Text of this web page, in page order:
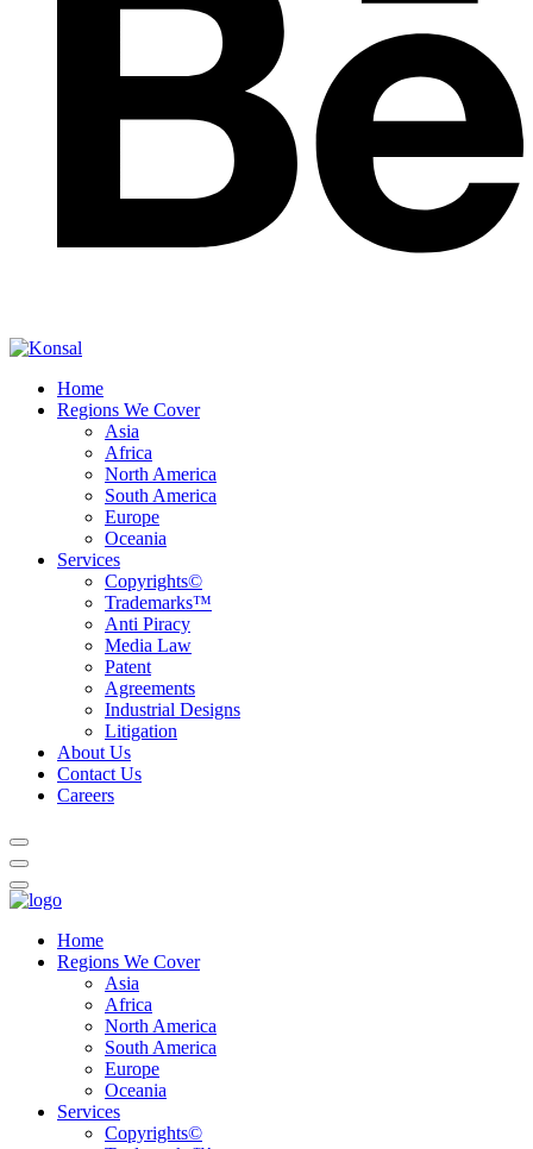
Home
Regions We Cover
Asia
Africa
North America
South America
Europe
Oceania
Services
Copyrights©
Trademarks™
Anti Piracy
Media Law
Patent
Agreements
Industrial Designs
Litigation
About Us
Contact Us
Careers
Home
Regions We Cover
Asia
Africa
North America
South America
Europe
Oceania
Services
Copyrights©